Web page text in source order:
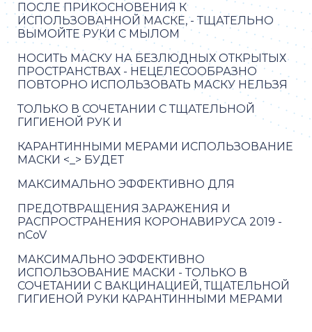
ПОСЛЕ ПРИКОСНОВЕНИЯ К
ИСПОЛЬЗОВАННОЙ МАСКЕ, - ТЩАТЕЛЬНО
ВЫМОЙТЕ РУКИ С МЫЛОМ
НОСИТЬ МАСКУ НА БЕЗЛЮДНЫХ ОТКРЫТЫХ
ПРОСТРАНСТВАХ - НЕЦЕЛЕСООБРАЗНО
ПОВТОРНО ИСПОЛЬЗОВАТЬ МАСКУ НЕЛЬЗЯ
ТОЛЬКО В СОЧЕТАНИИ С ТЩАТЕЛЬНОЙ
ГИГИЕНОЙ РУК И
КАРАНТИННЫМИ МЕРАМИ ИСПОЛЬЗОВАНИЕ
МАСКИ <_> БУДЕТ
МАКСИМАЛЬНО ЭФФЕКТИВНО ДЛЯ
ПРЕДОТВРАЩЕНИЯ ЗАРАЖЕНИЯ И
РАСПРОСТРАНЕНИЯ КОРОНАВИРУСА 2019 -
nCoV
МАКСИМАЛЬНО ЭФФЕКТИВНО
ИСПОЛЬЗОВАНИЕ МАСКИ - ТОЛЬКО В
СОЧЕТАНИИ С ВАКЦИНАЦИЕЙ, ТЩАТЕЛЬНОЙ
ГИГИЕНОЙ РУКИ КАРАНТИННЫМИ МЕРАМИ